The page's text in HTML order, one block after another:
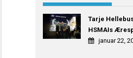
Tarje
HSMAIs
januar 22,